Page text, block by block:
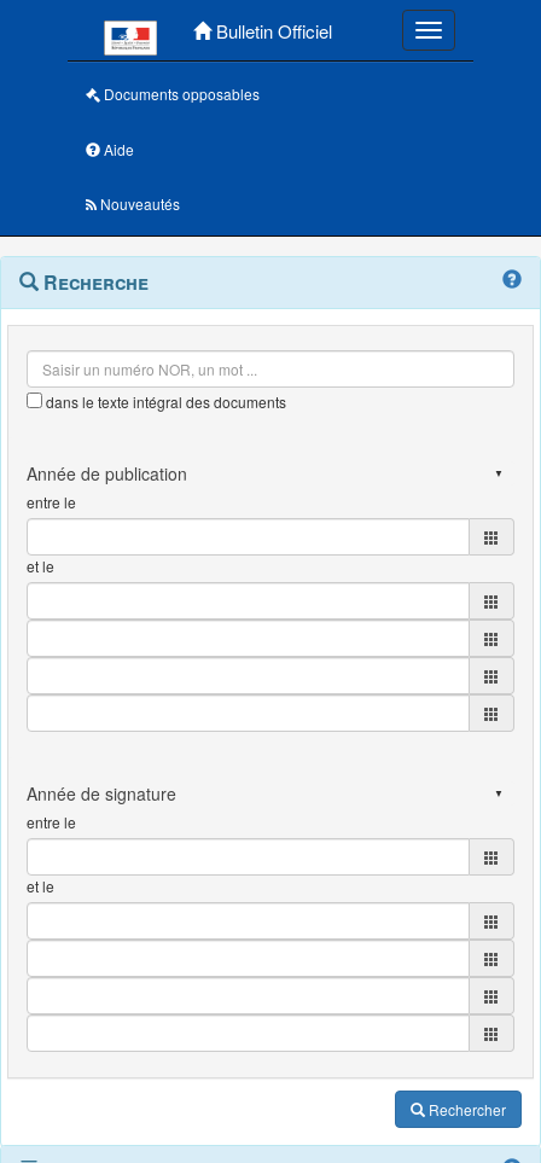
Bulletin Officiel Toggle
Documents opposables
Aide
Nouveautés
Navigation
outils
Menu
contextuel
Recherche
dans le texte intégral des documents
entre le
et le
entre le
et le
Rechercher